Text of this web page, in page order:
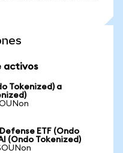
activos
Tokenized) a
ETF (Ondo
(Ondo Tokenized)